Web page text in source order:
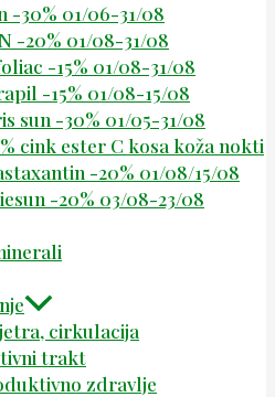
-30% 01/06-31/08
-20% 01/08-31/08
-15% 01/08-31/08
-15% 01/08-15/08
sun -30% 01/05-31/08
cink ester C kosa koža nokti
-20% 01/08/15/08
-20% 03/08-23/08
cirkulacija
trakt
zdravlje